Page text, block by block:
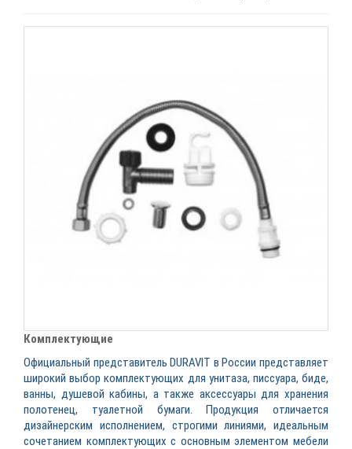
Комплектующие
Официальный представитель DURAVIT в России представляет
широкий выбор комплектующих для унитаза, писсуара, биде,
ванны, душевой кабины, а также аксессуары для хранения
полотенец, туалетной бумаги. Продукция отличается
дизайнерским исполнением, строгими линиями, идеальным
сочетанием комплектующих с основным элементом мебели